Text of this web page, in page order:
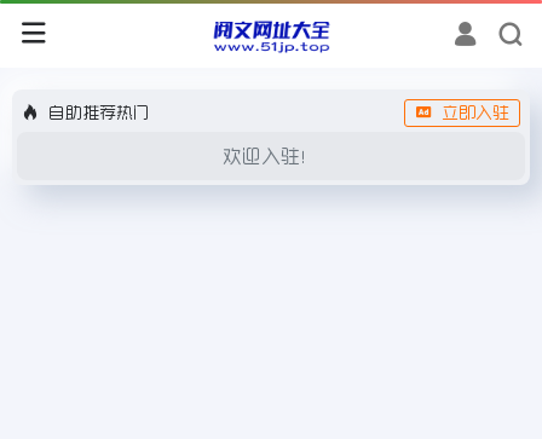
自助推荐热门 立即入驻
欢迎入驻！